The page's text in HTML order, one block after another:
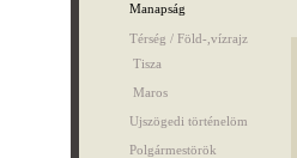
Manapság
Térség / Föld-,vízrajz
Tisza
Maros
Ujszögedi történelöm
Polgármestörök